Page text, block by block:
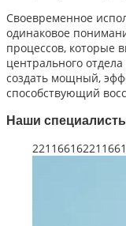
Своевременное
одинаковое
процессов, которые
центрального
создать мощный,
способствующий
Наши